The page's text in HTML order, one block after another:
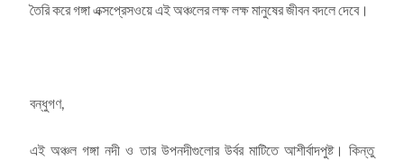
তৈরি করে গঙ্গা এক্সপ্রেসওয়ে এই অঞ্চলের লক্ষ লক্ষ মানুষের জীবন বদলে দেবে।
বন্ধুগণ,
এই অঞ্চল গঙ্গা নদী ও তার উপনদীগুলোর উর্বর মাটিতে আশীর্বাদপুষ্ট। কিন্তু